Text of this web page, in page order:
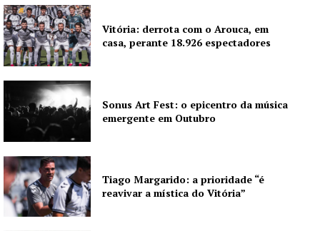
Institucional
Artigos
Edição Digital
Grande Entrevista
Publicidade
Quero ser Assinante
Vitória: derrota com o Arouca, em
casa, perante 18.926 espectadores
Sonus Art Fest: o epicentro da música
emergente em Outubro
Tiago Margarido: a prioridade “é
reavivar a mística do Vitória”